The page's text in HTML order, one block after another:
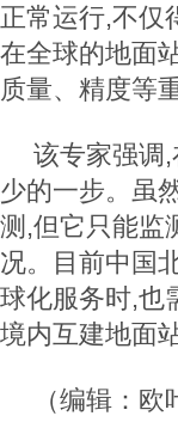
正常运行,不仅
在全球的地面
质量、精度等
该专家强调
少的一步。虽
测,但它只能监
况。目前中国
球化服务时,也
境内互建地面
（编辑：欧